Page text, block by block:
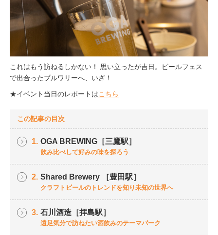
これはもう訪ねるしかない！ 思い立ったが吉日。ビールフェス
で出合ったブルワリーへ、いざ！
★イベント当日のレポートはこちら
この記事の目次
1. OGA BREWING［三鷹駅］
飲み比べして好みの味を探ろう
2. Shared Brewery ［豊田駅］
クラフトビールのトレンドを知り未知の世界へ
3. 石川酒造［拝島駅］
遠足気分で訪ねたい酒飲みのテーマパーク